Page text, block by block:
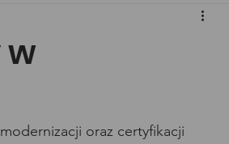
oraz certyfikacji